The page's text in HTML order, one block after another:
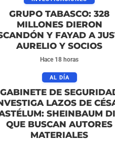
GRUPO TABASCO: 328
MILLONES DIERON
Y FAYAD A
AURELIO Y SOCIOS
Hace 18 horas
AL DÍA
GABINETE DE
LAZOS DE
SHEINBAUM
QUE BUSCAN AUTORES
MATERIALES